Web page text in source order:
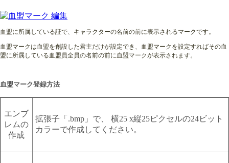
血盟に所属している証で、キャラクターの名前の前に表示されるマークです。
血盟マークは血盟を創設した君主だけが設定でき、血盟マークを設定すればその血
盟に所属している血盟員全員の名前の前に血盟マークが表示されます。
血盟マーク登録方法
エンブ
レムの
作成
拡張子「.bmp」で、 横25 x縦25ピクセルの24ビット
カラーで作成してください。